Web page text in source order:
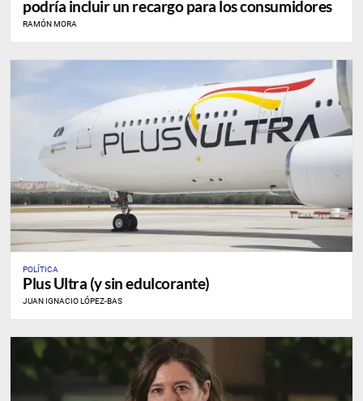
podría incluir un recargo para los consumidores
RAMÓN MORA
POLÍTICA
Plus Ultra (y sin edulcorante)
JUAN IGNACIO LÓPEZ-BAS